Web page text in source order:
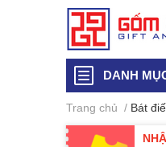
DANH
Trang chủ / Bát